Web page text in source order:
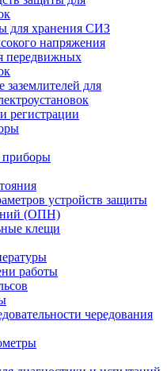
для хранения СИЗ
напряжения
передвижных
для
регистрации
приборы
устройств защиты
(ОПН)
клещи
работы
чередования